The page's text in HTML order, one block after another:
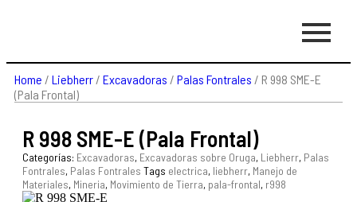
Home / Liebherr / Excavadoras / Palas Fontrales / R 998 SME-E
(Pala Frontal)
R 998 SME-E (Pala Frontal)
Categorías: Excavadoras, Excavadoras sobre Oruga, Liebherr, Palas
Fontrales, Palas Fontrales Tags electrica, liebherr, Manejo de
Materiales, Mineria, Movimiento de Tierra, pala-frontal, r998